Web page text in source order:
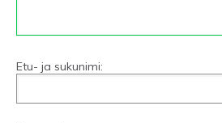
Etu- ja sukunimi: